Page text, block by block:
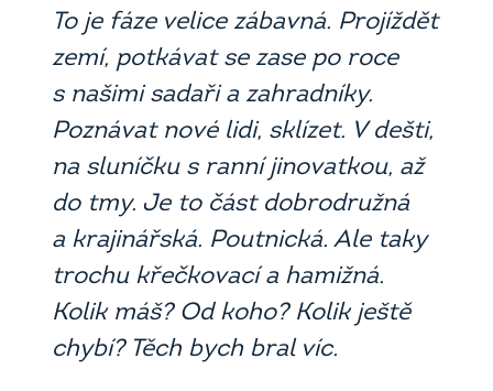
To je fáze velice zábavná. Projíždět
zemí, potkávat se zase po roce
s našimi sadaři a zahradníky.
Poznávat nové lidi, sklízet. V dešti,
na sluníčku s ranní jinovatkou, až
do tmy. Je to část dobrodružná
a krajinářská. Poutnická. Ale taky
trochu křečkovací a hamižná.
Kolik máš? Od koho? Kolik ještě
chybí? Těch bych bral víc.